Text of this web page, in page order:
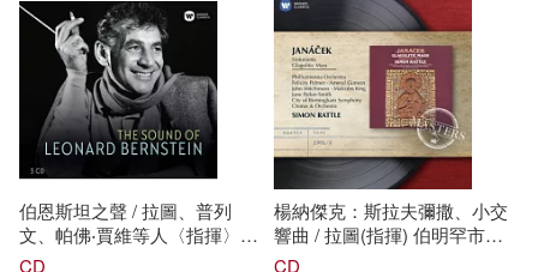
ET MÉLISANDE / Chor der
Deutschen Oper Berlin Berliner
Philharmoniker HERBERT
VON KARAJAN 3CD)
伯恩斯坦之聲 / 拉圖、普列
文、帕佛‧賈維等人〈指揮〉
(3CD)(THE SOUND OF
CD
楊納傑克：斯拉夫彌撒、小交
響曲 / 拉圖(指揮) 伯明罕市立
交響樂團、愛樂管弦樂團
CD